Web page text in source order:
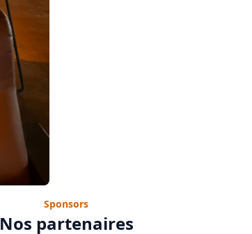
Sponsors
Nos partenaires